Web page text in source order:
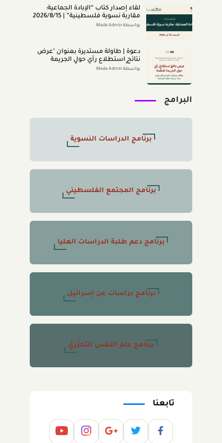
لقاء إصدار كتاب “اﻹﺑﺎدةّ اﻟﺠﻤﺎﻋﻴﺔ:
ﻣﻘﺎرﺑﺔ ﻧﺴﻮﻳﺔ ﻓﻠﺴﻄﻴﻨﻴﺔ” | 2026/8/15
|بواسطة Mada Admin
دعوة | طاولة مستديرة بعنوان "عرض
نتائج استطلاع رأي حول الجريمة
المنظَّمة- مواقف وتصوُّرات المجتمع
بواسطة Mada Admin
البرامج
برنامج الدراسات النسوية
برنامج المجتمع الفلسطيني
برنامج دعم طلبة الدراسات العليا
برنامج دراسات عن إسرائيل
برنامج علم النفس التحرّريّ
تابعنا